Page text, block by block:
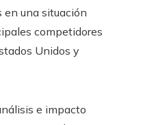
en una situación
competidores
Unidos y
e impacto